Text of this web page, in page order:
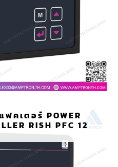
คเตอร์ POWER
RISH PFC 12